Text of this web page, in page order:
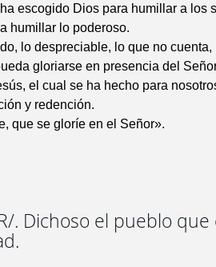
escogido Dios para humillar a los
humillar lo poderoso.
lo despreciable, lo que no cuenta,
gloriarse en presencia del
el cual se ha hecho para
y redención.
que se gloríe en el Señor».
. Dichoso el pueblo que